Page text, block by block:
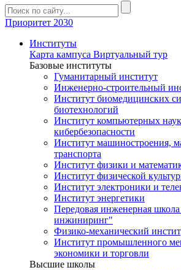
Приоритет 2030
Институты
Карта кампуса Виртуальный тур
Базовые институты
Гуманитарный институт
Инженерно-строительный
Институт биомедицинских
биотехнологий
Институт компьютерных
кибербезопасности
Институт машиностроения,
транспорта
Институт физики и
Институт физической
Институт электроники и
Институт энергетики
Передовая инженерная
инжиниринг"
Физико-механический
Институт промышленного
экономики и торговли
Высшие школы